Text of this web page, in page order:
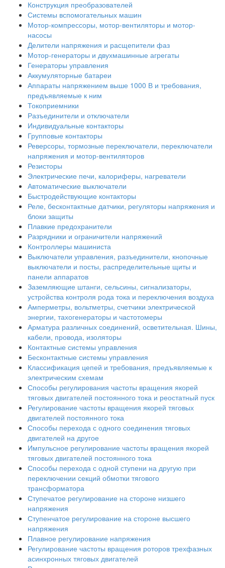
Конструкция преобразователей
Системы вспомогательных машин
Мотор-компрессоры, мотор-вентиляторы и мотор-
насосы
Делители напряжения и расщепители фаз
Мотор-генераторы и двухмашинные агрегаты
Генераторы управления
Аккумуляторные батареи
Аппараты напряжением выше 1000 В и требования,
предъявляемые к ним
Токоприемники
Разъединители и отключатели
Индивидуальные контакторы
Групповые контакторы
Реверсоры, тормозные переключатели, переключатели
напряжения и мотор-вентиляторов
Резисторы
Электрические печи, калориферы, нагреватели
Автоматические выключатели
Быстродействующие контакторы
Реле, бесконтактные датчики, регуляторы напряжения и
блоки защиты
Плавкие предохранители
Разрядники и ограничители напряжений
Контроллеры машиниста
Выключатели управления, разъединители, кнопочные
выключатели и посты, распределительные щиты и
панели аппаратов
Заземляющие штанги, сельсины, сигнализаторы,
устройства контроля рода тока и переключения воздуха
Амперметры, вольтметры, счетчики электрической
энергии, тахогенераторы и частотомеры
Арматура различных соединений, осветительная. Шины,
кабели, провода, изоляторы
Контактные системы управления
Бесконтактные системы управления
Классификация цепей и требования, предъявляемые к
электрическим схемам
Способы регулирования частоты вращения якорей
тяговых двигателей постоянного тока и реостатный пуск
Регулирование частоты вращения якорей тяговых
двигателей постоянного тока
Способы перехода с одного соединения тяговых
двигателей на другое
Импульсное регулирование частоты вращения якорей
тяговых двигателей постоянного тока
Способы перехода с одной ступени на другую при
переключении секций обмотки тягового
трансформатора
Ступечатое регулирование на стороне низшего
напряжения
Ступенчатое регулирование на стороне высшего
напряжения
Плавное регулирование напряжения
Регулирование частоты вращения роторов трехфазных
асинхронных тяговых двигателей